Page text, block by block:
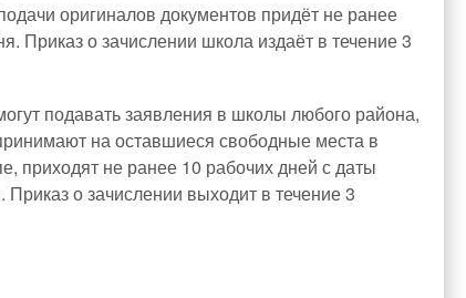
оригиналов документов придёт не ранее
Приказ о зачислении школа издаёт в течение 3
подавать заявления в школы любого района,
на оставшиеся свободные места в
приходят не ранее 10 рабочих дней с даты
о зачислении выходит в течение 3